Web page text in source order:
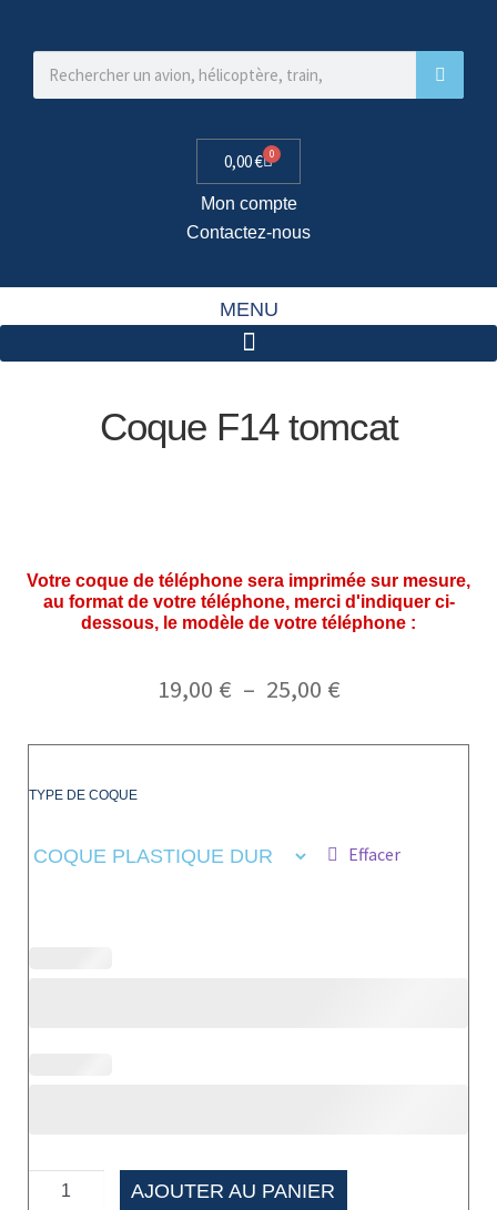
0,00€ 0
Mon compte
Contactez-nous
MENU
Coque F14 tomcat
Votre coque de téléphone sera imprimée sur mesure,
au format de votre téléphone, merci d'indiquer ci-
dessous, le modèle de votre téléphone :
19,00 € – 25,00 €
TYPE DE COQUE
Effacer
AJOUTER AU PANIER